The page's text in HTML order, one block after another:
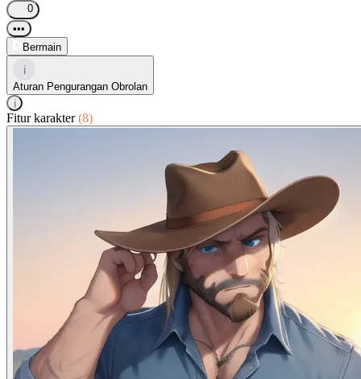
0
•••
Bermain
i
Aturan Pengurangan Obrolan
i
Fitur karakter(8)